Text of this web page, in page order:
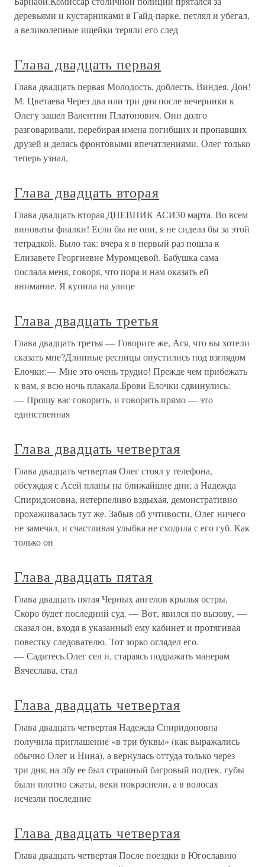
деревьями и кустарниками в Гайд-парке, петлял и убегал,
а великолепные ищейки теряли его след
Глава двадцать первая
Глава двадцать первая Молодость, доблесть, Виндея, Дон!
М. Цветаева Через два или три дня после вечеринки к
Олегу зашел Валентин Платонович. Они долго
разговаривали, перебирая имена погибших и пропавших
друзей и делясь фронтовыми впечатлениями. Олег только
теперь узнал,
Глава двадцать вторая
Глава двадцать вторая ДНЕВНИК АСИ30 марта. Во всем
виноваты фиалки! Если бы не они, я не сидела бы за этой
тетрадкой. Было так: вчера я в первый раз пошла к
Елизавете Георгиевне Муромцевой. Бабушка сама
послала меня, говоря, что пора и нам оказать ей
внимание. Я купила на улице
Глава двадцать третья
Глава двадцать третья — Говорите же, Ася, что вы хотели
сказать мне?Длинные ресницы опустились под взглядом
Елочки:— Мне это очень трудно! Прежде чем прибежать
к вам, я всю ночь плакала.Брови Елочки сдвинулись:
— Прошу вас говорить, и говорить прямо — это
единственная
Глава двадцать четвертая
Глава двадцать четвертая Олег стоял у телефона,
обсуждая с Асей планы на ближайшие дни; а Надежда
Спиридоновна, нетерпеливо вздыхая, демонстративно
прохаживалась тут же. Забыв об учтивости, Олег ничего
не замечал, и счастливая улыбка не сходила с его губ. Как
только он
Глава двадцать пятая
Глава двадцать пятая Черных ангелов крылья остры,
Скоро будет последний суд. — Вот, явился по вызову, —
сказал он, входя в указанный ему кабинет и протягивая
повестку следователю. Тот зорко оглядел его.
— Садитесь.Олег сел и, стараясь подражать манерам
Вячеслава, стал
Глава двадцать четвертая
Глава двадцать четвертая Надежда Спиридоновна
получила приглашение «в три буквы» (как выражались
обычно Олег и Нина), а вернулась оттуда только через
три дня, на лбу ее был страшный багровый подтек, губы
были плотно сжаты, веки покраснели, а в волосах
исчезли последние
Глава двадцать четвертая
Глава двадцать четвертая После поездки в Югославию